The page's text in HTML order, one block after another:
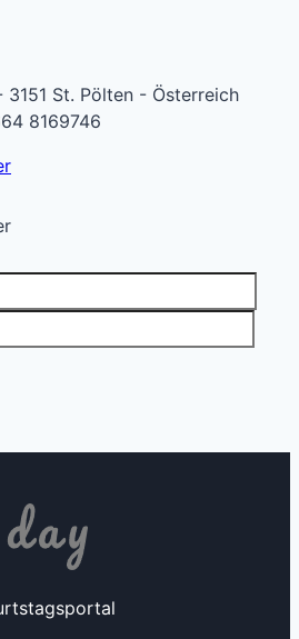
St. Pölten - Österreich
8169746